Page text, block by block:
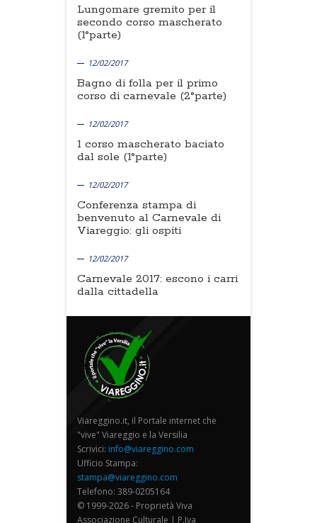
Lungomare gremito per il
secondo corso mascherato
(1°parte)
12/02/2017
Bagno di folla per il primo
corso di carnevale (2°parte)
12/02/2017
1 corso mascherato baciato
dal sole (1°parte)
12/02/2017
Conferenza stampa di
benvenuto al Carnevale di
Viareggio: gli ospiti
12/02/2017
Carnevale 2017: escono i carri
dalla cittadella
Viareggino.it, il Portale internet che
"vive" Viareggio e la Versilia
Scrivici: info@viareggino.com
Ufficio Stampa:
stampa@viareggino.com
Telefono: 389-0205164
© 1999-2026 - Proprietà Viva
Associazione Culturale | P.Iva